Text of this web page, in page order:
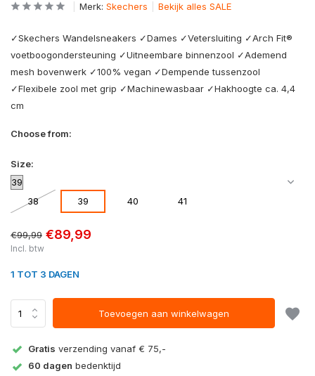
Merk: Skechers Bekijk alles SALE
✓Skechers Wandelsneakers ✓Dames ✓Vetersluiting ✓Arch Fit®
voetboogondersteuning ✓Uitneembare binnenzool ✓Ademend
mesh bovenwerk ✓100% vegan ✓Dempende tussenzool
✓Flexibele zool met grip ✓Machinewasbaar ✓Hakhoogte ca. 4,4
cm
Choose from:
Size:
38 39 40 41
€99,99 €89,99
Incl. btw
1 TOT 3 DAGEN
Toevoegen aan winkelwagen
Gratis verzending vanaf € 75,-
60 dagen bedenktijd